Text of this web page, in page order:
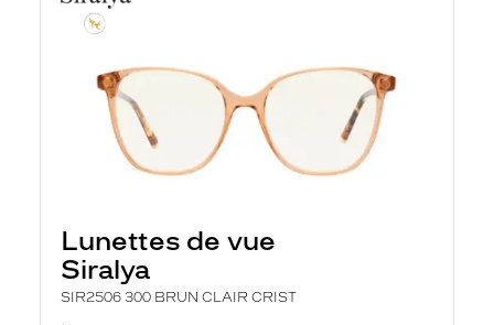
Lunettes de vue
Siralya
SIR2506 300 BRUN CLAIR CRIST